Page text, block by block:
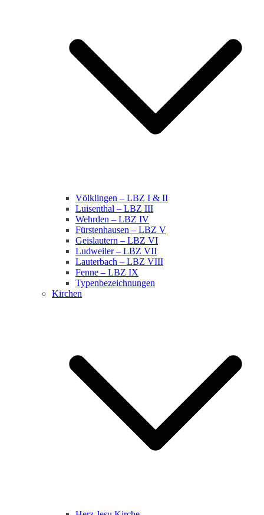
Völklingen – LBZ I & II
Luisenthal – LBZ III
Wehrden – LBZ IV
Fürstenhausen – LBZ V
Geislautern – LBZ VI
Ludweiler – LBZ VII
Lauterbach – LBZ VIII
Fenne – LBZ IX
Typenbezeichnungen
Kirchen